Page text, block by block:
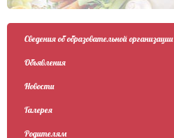
Сведения об образовательной организации
Объявления
Новости
Галерея
Родителям